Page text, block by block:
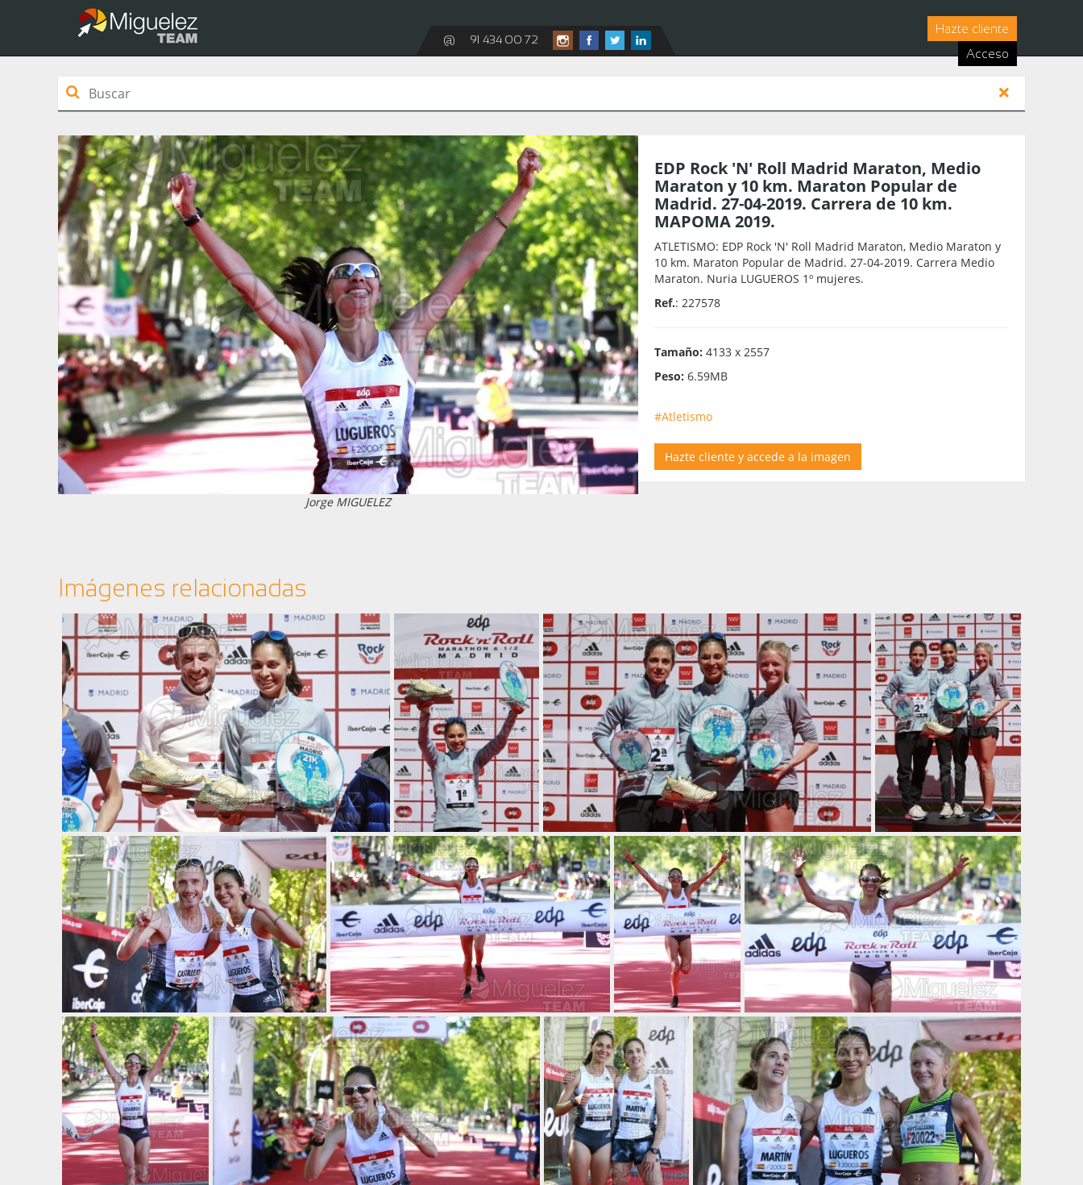
Hazte cliente
Acceso
@ 91 434 00 72
Jorge MIGUELEZ
EDP Rock 'N' Roll Madrid Maraton, Medio
Maraton y 10 km. Maraton Popular de
Madrid. 27-04-2019. Carrera de 10 km.
MAPOMA 2019.
ATLETISMO: EDP Rock 'N' Roll Madrid Maraton, Medio Maraton y
10 km. Maraton Popular de Madrid. 27-04-2019. Carrera Medio
Maraton. Nuria LUGUEROS 1º mujeres.
Ref.: 227578
Tamaño: 4133 x 2557
Peso: 6.59MB
#Atletismo
Hazte cliente y accede a la imagen
Imágenes relacionadas